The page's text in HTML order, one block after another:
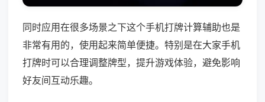
同时应用在很多场景之下这个手机打牌计算辅助也是
非常有用的，使用起来简单便捷。特别是在大家手机
打牌时可以合理调整牌型，提升游戏体验，避免影响
好友间互动乐趣。